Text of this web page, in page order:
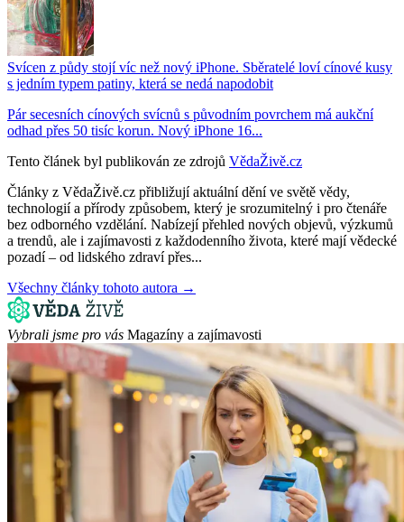
Svícen z půdy stojí víc než nový iPhone. Sběratelé loví cínové kusy
s jedním typem patiny, která se nedá napodobit
Pár secesních cínových svícnů s původním povrchem má aukční
odhad přes 50 tisíc korun. Nový iPhone 16...
Tento článek byl publikován ze zdrojů VědaŽivě.cz
Články z VědaŽivě.cz přibližují aktuální dění ve světě vědy,
technologií a přírody způsobem, který je srozumitelný i pro čtenáře
bez odborného vzdělání. Nabízejí přehled nových objevů, výzkumů
a trendů, ale i zajímavosti z každodenního života, které mají vědecké
pozadí – od lidského zdraví přes...
Všechny články tohoto autora →
Vybrali jsme pro vás Magazíny a zajímavosti